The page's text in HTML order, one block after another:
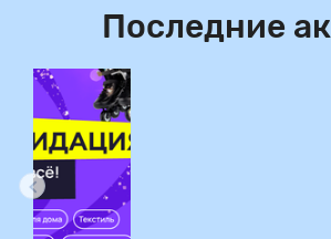
Последние